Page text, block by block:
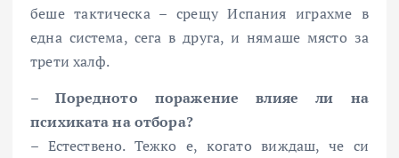
беше тактическа – срещу Испания играхме в
една система, сега в друга, и нямаше място за
трети халф.
– Поредното поражение влияе ли на
психиката на отбора?
– Естествено. Тежко е, когато виждаш, че си